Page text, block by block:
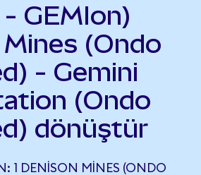
GEMIon)
(Ondo
- Gemini
(Ondo
dönüştür
1 DENISON MINES (ONDO